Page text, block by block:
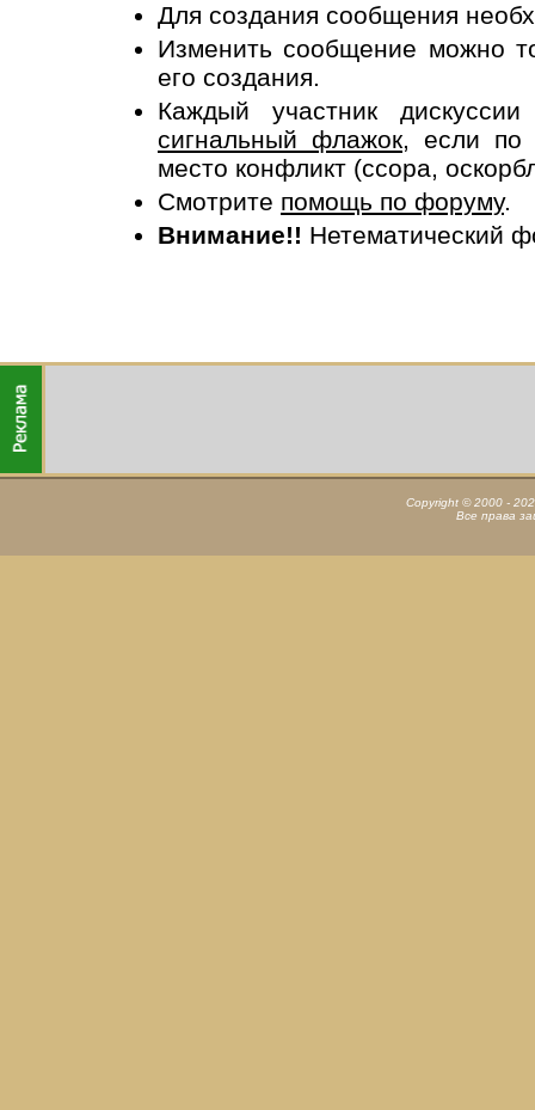
Для создания сообщения
Изменить сообщение можно
его создания.
Каждый участник
сигнальный флажок, если по
место конфликт (ссора,
Смотрите помощь по форуму.
Внимание!! Нетематический
Copyright © 2000 -
Все права